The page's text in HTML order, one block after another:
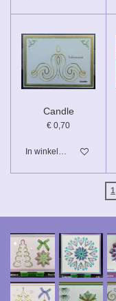
Candle
€ 0,70
In winkelwagen
1